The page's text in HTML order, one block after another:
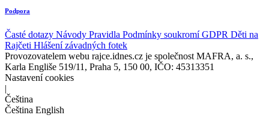
Podpora
Časté dotazy Návody Pravidla Podmínky soukromíGDPR Děti na
Rajčeti Hlášení závadných fotek
Provozovatelem webu rajce.idnes.cz je společnost MAFRA, a. s.,
Karla Engliše 519/11, Praha 5, 150 00, IČO: 45313351
Nastavení cookies
|
Čeština
Čeština English